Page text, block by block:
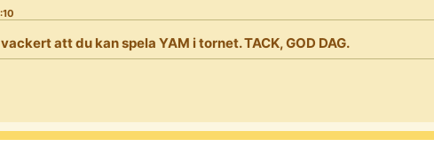
att du kan spela YAM i tornet. TACK, GOD DAG.